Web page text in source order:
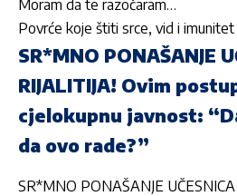
Moram da te razočaram…
Povrće koje štiti srce, vid i imunitet
SR*MNO PONAŠANJE
RIJALITIJA! Ovim
cjelokupnu javnost:
da ovo rade?”
SR*MNO PONAŠANJE